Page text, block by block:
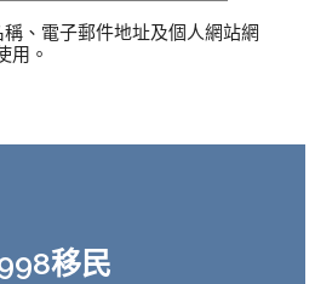
、電子郵件地址及個人網站網
用。
移民